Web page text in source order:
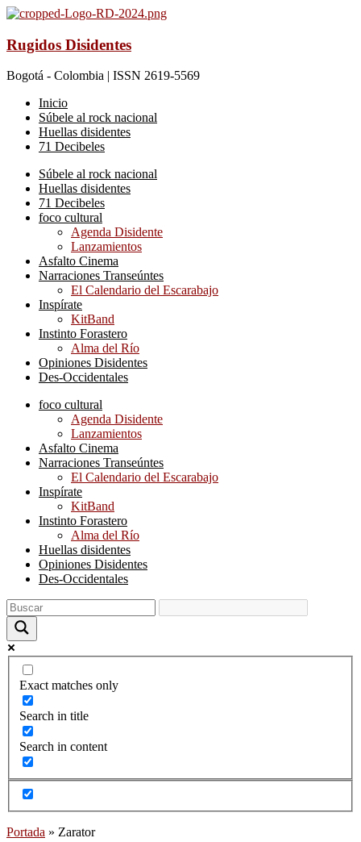
Rugidos Disidentes
Bogotá - Colombia | ISSN 2619-5569
Inicio
Súbele al rock nacional
Huellas disidentes
71 Decibeles
Súbele al rock nacional
Huellas disidentes
71 Decibeles
foco cultural
Agenda Disidente
Lanzamientos
Asfalto Cinema
Narraciones Transeúntes
El Calendario del Escarabajo
Inspírate
KitBand
Instinto Forastero
Alma del Río
Opiniones Disidentes
Des-Occidentales
foco cultural
Agenda Disidente
Lanzamientos
Asfalto Cinema
Narraciones Transeúntes
El Calendario del Escarabajo
Inspírate
KitBand
Instinto Forastero
Alma del Río
Huellas disidentes
Opiniones Disidentes
Des-Occidentales
Exact matches only
Search in title
Search in content
Portada » Zarator